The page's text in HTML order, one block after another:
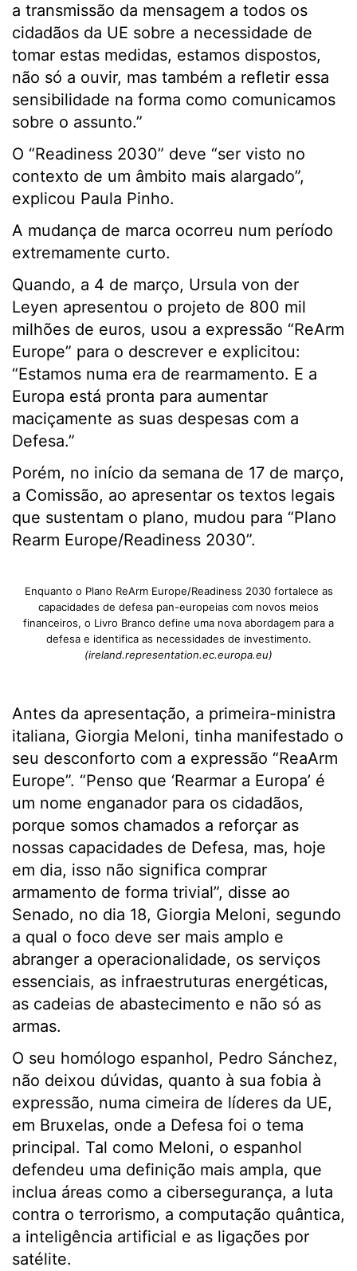
a transmissão da mensagem a todos os
cidadãos da UE sobre a necessidade de
tomar estas medidas, estamos dispostos,
não só a ouvir, mas também a refletir essa
sensibilidade na forma como comunicamos
sobre o assunto.”
O “Readiness 2030” deve “ser visto no
contexto de um âmbito mais alargado”,
explicou Paula Pinho.
A mudança de marca ocorreu num período
extremamente curto.
Quando, a 4 de março, Ursula von der
Leyen apresentou o projeto de 800 mil
milhões de euros, usou a expressão “ReArm
Europe” para o descrever e explicitou:
“Estamos numa era de rearmamento. E a
Europa está pronta para aumentar
maciçamente as suas despesas com a
Defesa.”
Porém, no início da semana de 17 de março,
a Comissão, ao apresentar os textos legais
que sustentam o plano, mudou para “Plano
Rearm Europe/Readiness 2030”.
Enquanto o Plano ReArm Europe/Readiness 2030 fortalece as
capacidades de defesa pan-europeias com novos meios
financeiros, o Livro Branco define uma nova abordagem para a
defesa e identifica as necessidades de investimento.
(ireland.representation.ec.europa.eu)
Antes da apresentação, a primeira-ministra
italiana, Giorgia Meloni, tinha manifestado o
seu desconforto com a expressão “ReaArm
Europe”. “Penso que ‘Rearmar a Europa’ é
um nome enganador para os cidadãos,
porque somos chamados a reforçar as
nossas capacidades de Defesa, mas, hoje
em dia, isso não significa comprar
armamento de forma trivial”, disse ao
Senado, no dia 18, Giorgia Meloni, segundo
a qual o foco deve ser mais amplo e
abranger a operacionalidade, os serviços
essenciais, as infraestruturas energéticas,
as cadeias de abastecimento e não só as
armas.
O seu homólogo espanhol, Pedro Sánchez,
não deixou dúvidas, quanto à sua fobia à
expressão, numa cimeira de líderes da UE,
em Bruxelas, onde a Defesa foi o tema
principal. Tal como Meloni, o espanhol
defendeu uma definição mais ampla, que
inclua áreas como a cibersegurança, a luta
contra o terrorismo, a computação quântica,
a inteligência artificial e as ligações por
satélite.